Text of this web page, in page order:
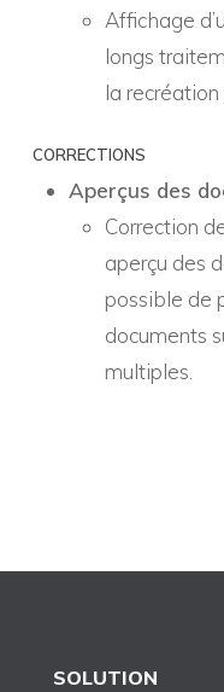
Affichage
longs
la recréation
CORRECTIONS
Aperçus des
Correction
aperçu des
possible de
documents
multiples.
SOLUTION